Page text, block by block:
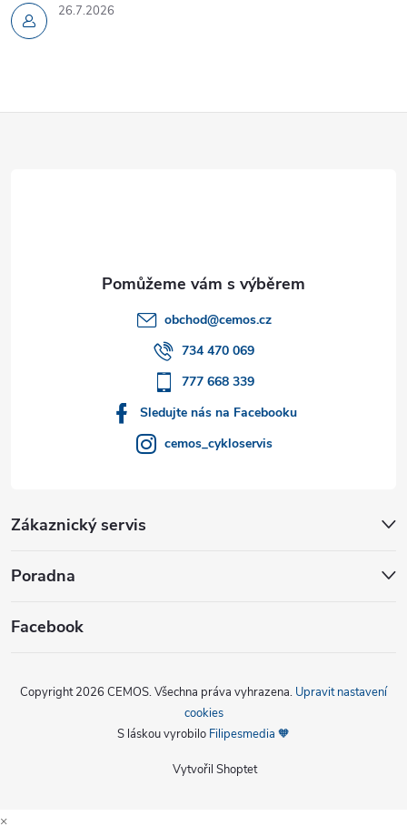
26.7.2026
obchod@cemos.cz
734 470 069
777 668 339
Sledujte nás na Facebooku
cemos_cykloservis
Zákaznický servis
Poradna
Facebook
Vytvořil Shoptet
Copyright 2026 CEMOS. Všechna práva vyhrazena. Upravit nastavení
cookies
S láskou vyrobilo Filipesmedia 🧡
×